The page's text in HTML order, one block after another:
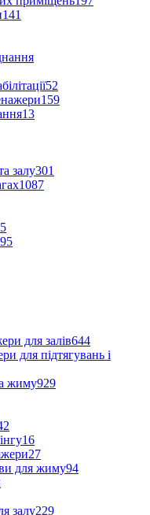
141
52
159
13
залу301
1087
95
для залів644
для підтягувань і
жиму929
16
27
для жиму94
залу229